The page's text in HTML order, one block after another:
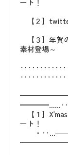
ート！
【２】
【３】年賀
素材登場～
━━━━……‥
【１】
ート！
・